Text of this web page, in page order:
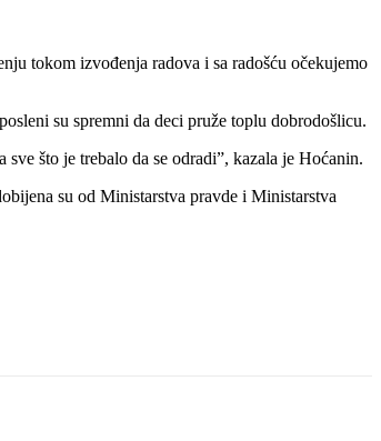
tokom izvođenja radova i sa radošću očekujemo
su spremni da deci pruže toplu dobrodošlicu.
što je trebalo da se odradi”, kazala je Hoćanin.
su od Ministarstva pravde i Ministarstva